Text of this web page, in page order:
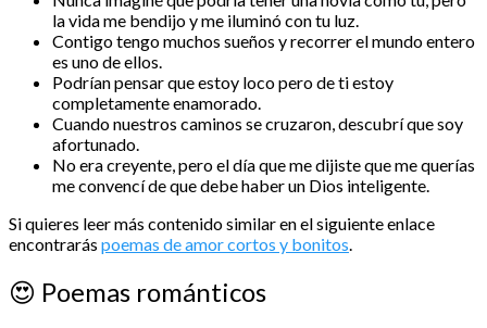
la vida me bendijo y me iluminó con tu luz.
Contigo tengo muchos sueños y recorrer el mundo entero
es uno de ellos.
Podrían pensar que estoy loco pero de ti estoy
completamente enamorado.
Cuando nuestros caminos se cruzaron, descubrí que soy
afortunado.
No era creyente, pero el día que me dijiste que me querías
me convencí de que debe haber un Dios inteligente.
Si quieres leer más contenido similar en el siguiente enlace
encontrarás poemas de amor cortos y bonitos.
😍 Poemas románticos